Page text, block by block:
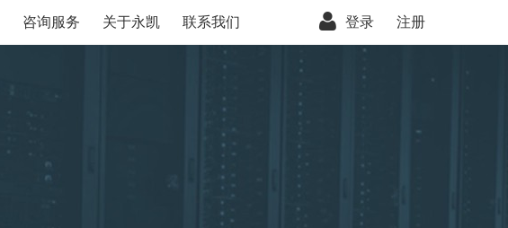
咨询服务 关于永凯 联系我们 登录 注册